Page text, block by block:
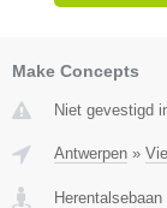
Make Concepts
Niet gevestigd
Antwerpen »
Herentalsebaan